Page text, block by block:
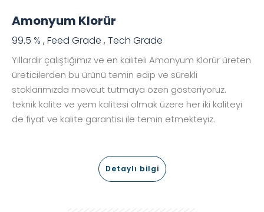
Amonyum Klorür
99.5 % , Feed Grade , Tech Grade
Yıllardır çalıştığımız ve en kaliteli Amonyum Klorür üreten
üreticilerden bu ürünü temin edip ve sürekli
stoklarımızda mevcut tutmaya özen gösteriyoruz.
teknik kalite ve yem kalitesi olmak üzere her iki kaliteyi
de fiyat ve kalite garantisi ile temin etmekteyiz.
Detaylı bilgi